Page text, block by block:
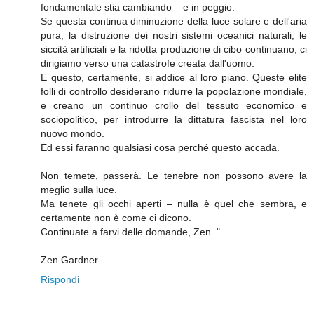
fondamentale stia cambiando – e in peggio.
Se questa continua diminuzione della luce solare e dell'aria
pura, la distruzione dei nostri sistemi oceanici naturali, le
siccità artificiali e la ridotta produzione di cibo continuano, ci
dirigiamo verso una catastrofe creata dall'uomo.
E questo, certamente, si addice al loro piano. Queste elite
folli di controllo desiderano ridurre la popolazione mondiale,
e creano un continuo crollo del tessuto economico e
sociopolitico, per introdurre la dittatura fascista nel loro
nuovo mondo.
Ed essi faranno qualsiasi cosa perché questo accada.
Non temete, passerà. Le tenebre non possono avere la
meglio sulla luce.
Ma tenete gli occhi aperti – nulla è quel che sembra, e
certamente non è come ci dicono.
Continuate a farvi delle domande, Zen. "
Zen Gardner
Rispondi